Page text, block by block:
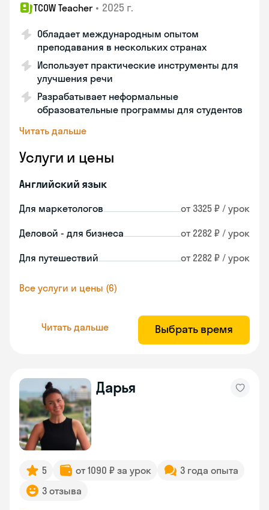
TCOW Teacher • 2025 г.
Обладает международным опытом
преподавания в нескольких странах
Использует практические инструменты для
улучшения речи
Разрабатывает неформальные
образовательные программы для студентов
Читать дальше
Услуги и цены
Английский язык
Для маркетологов от 3325 ₽ / урок
Деловой - для бизнеса от 2282 ₽ / урок
Для путешествий от 2282 ₽ / урок
Все услуги и цены (6)
Читать дальше Выбрать время
Дарья
5 от 1090 ₽ за урок
3 года опыта
3 отзыва